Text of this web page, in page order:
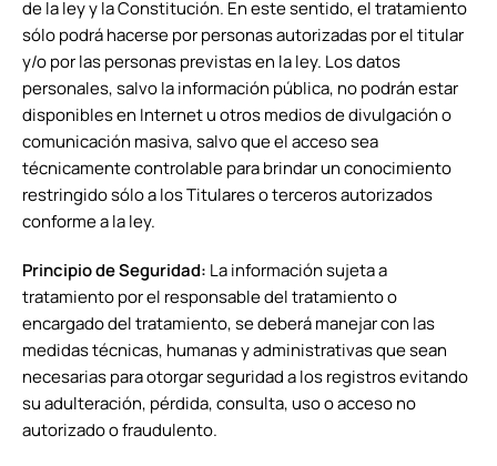
de la ley y la Constitución. En este sentido, el tratamiento
sólo podrá hacerse por personas autorizadas por el titular
y/o por las personas previstas en la ley. Los datos
personales, salvo la información pública, no podrán estar
disponibles en Internet u otros medios de divulgación o
comunicación masiva, salvo que el acceso sea
técnicamente controlable para brindar un conocimiento
restringido sólo a los Titulares o terceros autorizados
conforme a la ley.
Principio de Seguridad: La información sujeta a
tratamiento por el responsable del tratamiento o
encargado del tratamiento, se deberá manejar con las
medidas técnicas, humanas y administrativas que sean
necesarias para otorgar seguridad a los registros evitando
su adulteración, pérdida, consulta, uso o acceso no
autorizado o fraudulento.